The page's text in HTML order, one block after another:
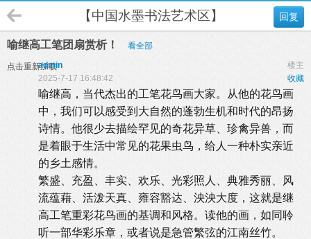
回复
【中国水墨书法艺术区】
喻继高工笔团扇赏析！ 看全部
点击重新加载 楼主
admin
收藏
2025-7-17 16:48:42
喻继高，当代杰出的工笔花鸟画大家。从他的花鸟画
中，我们可以感受到大自然的蓬勃生机和时代的昂扬
诗情。他很少去描绘罕见的奇花异草、珍禽异兽，而
是着眼于生活中常见的花果虫鸟，给人一种朴实亲近
的乡土感情。
繁盛、充盈、丰实、欢乐、光彩照人、典雅秀丽、风
流蕴藉、活泼天真、雍容豁达、泱泱大度，这就是继
高工笔重彩花鸟画的基调和风格。读他的画，如同聆
听一部华彩乐章，或者说是急管繁弦的江南丝竹。